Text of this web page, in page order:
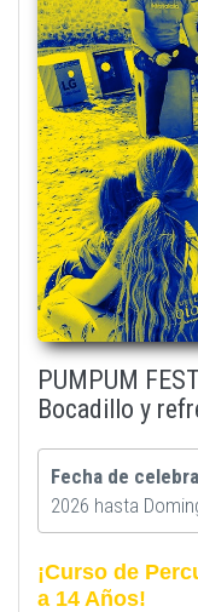
PUMPUM
Bocadillo y
Fecha de
2026 hasta
¡Curso de
a 14 Años!